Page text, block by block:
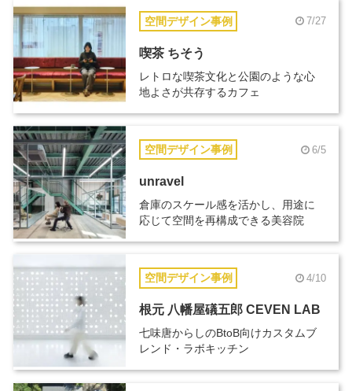
空間デザイン事例 7/27
喫茶 ちそう
レトロな喫茶文化と公園のような心
地よさが共存するカフェ
空間デザイン事例 6/5
unravel
倉庫のスケール感を活かし、用途に
応じて空間を再構成できる美容院
空間デザイン事例 4/10
根元 八幡屋礒五郎 CEVEN LAB
七味唐からしのBtoB向けカスタムブ
レンド・ラボキッチン